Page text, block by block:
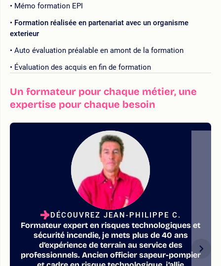
Mémo formation EPI
Formation réalisée en partenariat avec un organisme
exterieur
Auto évaluation préalable en amont de la formation
Évaluation des acquis en fin de formation
Un formateur pour chaque métier, une
expertise pour chaque besoin
DÉCOUVREZ JEAN-PHILIPPE C.
Formateur expert en risques technologiques et
sécurité incendie, je mets plus de 40 ans
d’expérience de terrain au service des
professionnels. Ancien officier sapeur-pompier